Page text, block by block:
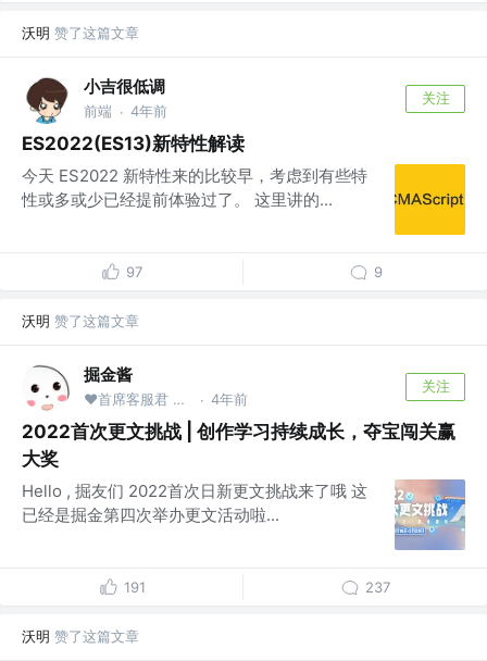
沃明 赞了这篇文章
小吉很低调
前端 · 4年前
关注
ES2022(ES13)新特性解读
今天 ES2022 新特性来的比较早，考虑到有些特
性或多或少已经提前体验过了。 这里讲的...
97 9
沃明 赞了这篇文章
掘金酱
❤首席客服君 @掘金 · 4年前
关注
2022首次更文挑战 | 创作学习持续成长，夺宝闯关赢
大奖
Hello , 掘友们 2022首次日新更文挑战来了哦 这
已经是掘金第四次举办更文活动啦...
191 237
沃明 赞了这篇文章